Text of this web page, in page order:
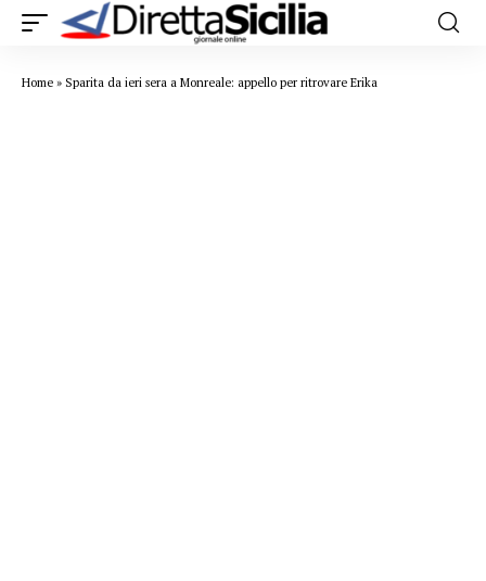
Home » Sparita da ieri sera a Monreale: appello per ritrovare Erika